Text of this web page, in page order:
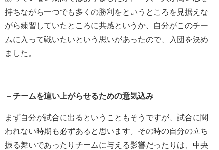
持ちながら一つでも多くの勝利をというところを見据えな
がら練習していたところに共感というか、自分がこのチー
ムに入って戦いたいという思いがあったので、入団を決め
ました。
－チームを這い上がらせるための意気込み
まず自分が試合に出るということもそうですが、試合に関
われない時期も必ずあると思います。その時の自分の立ち
振る舞いであったりチームに与える影響だったりは、中央